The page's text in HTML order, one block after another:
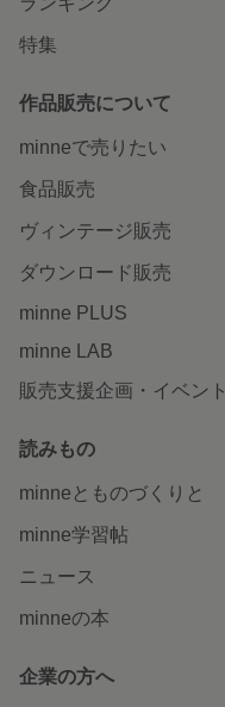
特集
作品販売について
minneで売りたい
食品販売
ヴィンテージ販売
ダウンロード販売
minne PLUS
minne LAB
販売支援企画・イベント
読みもの
minneとものづくりと
minne学習帖
ニュース
minneの本
企業の方へ